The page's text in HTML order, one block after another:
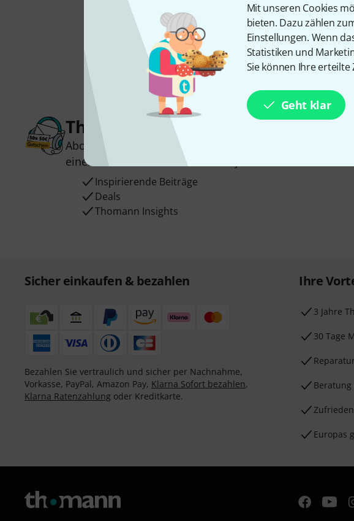
Mit unseren Cookies
bieten. Dazu zählen
Einstellungen. Wenn
Statistiken und
Sie können Ihre
Geht klar
Thomann Newsletter
Abonniere den Thomann Newsletter und gewinne mit
einen von
50 Gutscheinen
Inspirierende Beiträge
Deals
Thomann Insights
Sicher einkaufen & bezahlen
Bezahlen Sie vertraulich und sicher per Nachnahme,
Vorkasse, PayPal, Amazon Pay, Klarna Sofort bezahlen,
Klarna Ratenzahlung oder Kreditkarte.
Ihre
3 Jahre
30 Tage
Europas